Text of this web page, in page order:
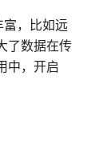
，比如远
了数据在传
中，开启